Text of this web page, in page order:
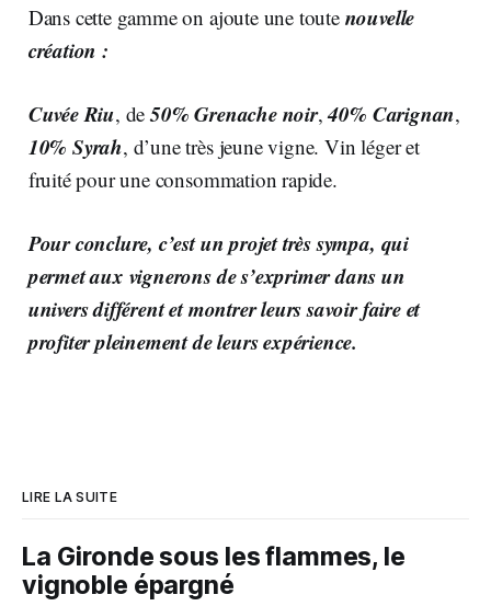
Dans cette gamme on ajoute une toute nouvelle
création :
Cuvée Riu, de50% Grenache noir,40% Carignan,
10% Syrah, d’une très jeune vigne. Vin léger et
fruité pour une consommation rapide.
Pour conclure, c’est un projet très sympa, qui
permet aux vignerons de s’exprimer dans un
univers différent et montrer leurs savoir faire et
profiter pleinement de leurs expérience.
LIRE LA SUITE
La Gironde sous les flammes, le
vignoble épargné